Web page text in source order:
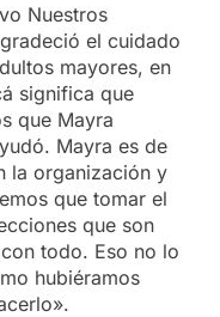
Nuestros
el cuidado
mayores, en
significa que
que Mayra
Mayra es de
la organización y
que tomar el
que son
todo. Eso no lo
hubiéramos